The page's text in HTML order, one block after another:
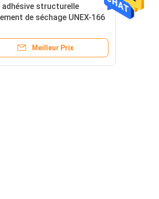
adhésive structurelle
de séchage UNEX-166
Meilleur Prix